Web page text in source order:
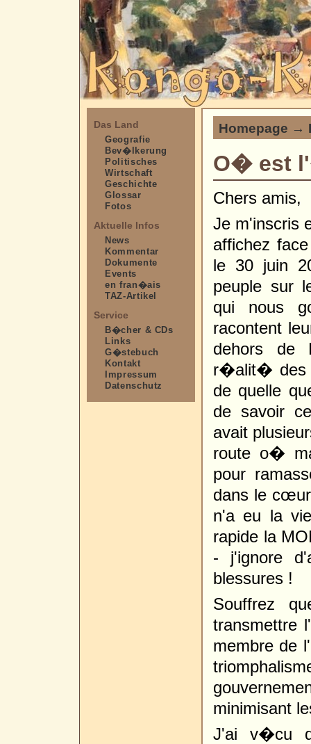
Das Land
Geografie
Bev�lkerung
Politisches
Wirtschaft
Geschichte
Glossar
Fotos
Aktuelle Infos
News
Kommentar
Dokumente
Events
en fran�ais
TAZ-Artikel
Service
B�cher & CDs
Links
G�stebuch
Kontakt
Impressum
Datenschutz
Homepage →
O� est
Chers amis,
Je m'inscris
affichez
le 30 juin
peuple sur
qui nous
racontent
dehors de
r�alit� des
de quelle
de savoir
avait
route o�
pour
dans le
n'a eu la
rapide la
- j'ignore
blessures !
Souffrez
transmettre
membre de
minimisant
J'ai v�cu